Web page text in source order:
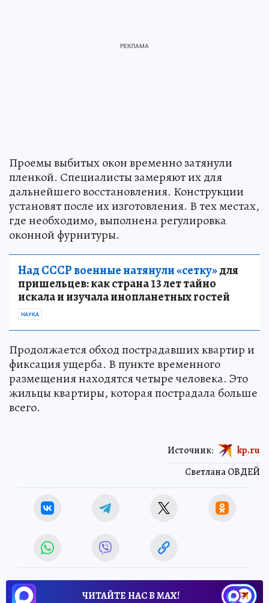
Проемы выбитых окон временно затянули
пленкой. Специалисты замеряют их для
дальнейшего восстановления. Конструкции
установят после их изготовления. В тех местах,
где необходимо, выполнена регулировка
оконной фурнитуры.
Над СССР военные натянули «сетку»для
пришельцев: как страна 13 лет тайно
искала и изучала инопланетных гостей
НАУКА
Продолжается обход пострадавших квартир и
фиксация ущерба. В пункте временного
размещения находятся четыре человека. Это
жильцы квартиры, которая пострадала больше
всего.
Светлана ОВДЕЙ
Источник: kp.ru
ЧИТАЙТЕ НАС В МАХ!